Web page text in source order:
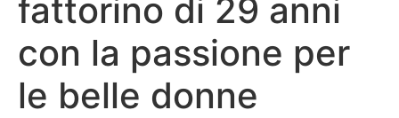
fattorino di 29 anni
con la passione per
le belle donne